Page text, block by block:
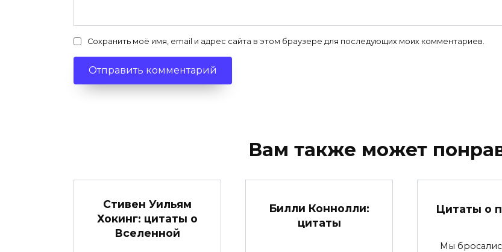
Сохранить моё имя, email и адрес сайта в этом браузере для последующих моих комментариев.
Вам также может
Стивен Уильям
Хокинг: цитаты о
Вселенной
Билли Коннолли:
цитаты
Цитаты о
Мы